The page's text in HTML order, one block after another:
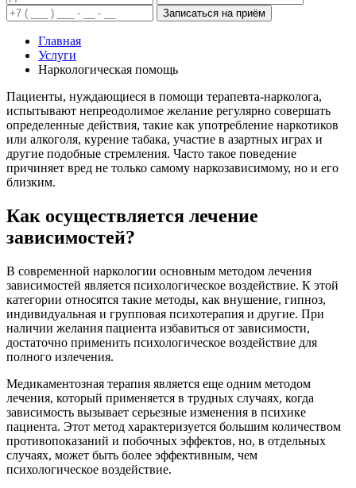
Записаться на приём
Главная
Услуги
Наркологическая помощь
Пациенты, нуждающиеся в помощи терапевта-нарколога,
испытывают непреодолимое желание регулярно совершать
определенные действия, такие как употребление наркотиков
или алкоголя, курение табака, участие в азартных играх и
другие подобные стремления. Часто такое поведение
причиняет вред не только самому наркозависимому, но и его
близким.
Как осуществляется лечение
зависимостей?
В современной наркологии основным методом лечения
зависимостей является психологическое воздействие. К этой
категории относятся такие методы, как внушение, гипноз,
индивидуальная и групповая психотерапия и другие. При
наличии желания пациента избавиться от зависимости,
достаточно применить психологическое воздействие для
полного излечения.
Медикаментозная терапия является еще одним методом
лечения, который применяется в трудных случаях, когда
зависимость вызывает серьезные изменения в психике
пациента. Этот метод характеризуется большим количеством
противопоказаний и побочных эффектов, но, в отдельных
случаях, может быть более эффективным, чем
психологическое воздействие.